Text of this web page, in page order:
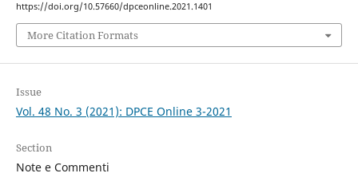
https://doi.org/10.57660/dpceonline.2021.1401
More Citation Formats
Issue
Vol. 48 No. 3 (2021): DPCE Online 3-2021
Section
Note e Commenti